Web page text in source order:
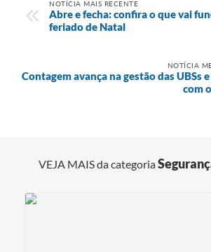
NOTÍCIA MAIS RECENTE
Abre e fecha: confira o que vai
feriado de Natal
NOTÍCIA
Contagem avança na gestão das UBSs
com
VEJA MAIS da categoria